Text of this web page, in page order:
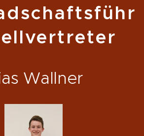
Wallner